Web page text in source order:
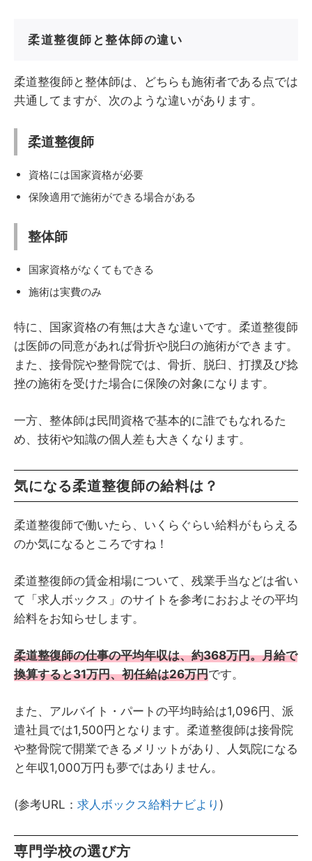
柔道整復師と整体師の違い
柔道整復師と整体師は、どちらも施術者である点では
共通してますが、次のような違いがあります。
柔道整復師
資格には国家資格が必要
保険適用で施術ができる場合がある
整体師
国家資格がなくてもできる
施術は実費のみ
特に、国家資格の有無は大きな違いです。柔道整復師
は医師の同意があれば骨折や脱臼の施術ができます。
また、接骨院や整骨院では、骨折、脱臼、打撲及び捻
挫の施術を受けた場合に保険の対象になります。
一方、整体師は民間資格で基本的に誰でもなれるた
め、技術や知識の個人差も大きくなります。
気になる柔道整復師の給料は？
柔道整復師で働いたら、いくらぐらい給料がもらえる
のか気になるところですね！
柔道整復師の賃金相場について、残業手当などは省い
て「求人ボックス」のサイトを参考におおよその平均
給料をお知らせします。
柔道整復師の仕事の平均年収は、約368万円。月給で
換算すると31万円、初任給は26万円です。
また、アルバイト・パートの平均時給は1,096円、派
遣社員では1,500円となります。柔道整復師は接骨院
や整骨院で開業できるメリットがあり、人気院になる
と年収1,000万円も夢ではありません。
(参考URL： 求人ボックス給料ナビより )
専門学校の選び方